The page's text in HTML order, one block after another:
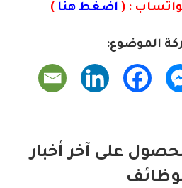
: ( اضغط هنا )
الموضوع:
على آخر أخبار